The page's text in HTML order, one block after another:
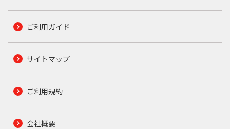
ご利用ガイド
サイトマップ
ご利用規約
会社概要